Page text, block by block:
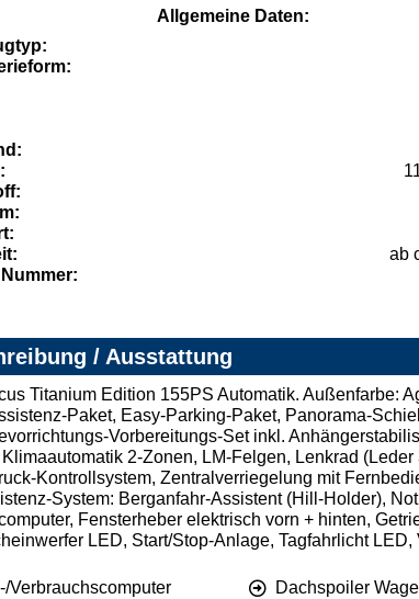
Allgemeine Daten:
ab
/ Ausstattung
Titanium Edition 155PS Automatik. Außenfarbe:
Paket, Easy-Parking-Paket, Panorama-
Vorbereitungs-Set inkl.
Klimaautomatik 2-Zonen, LM-Felgen, Lenkrad
Kontrollsystem, Zentralverriegelung mit
System: Berganfahr-Assistent (Hill-Holder),
Fensterheber elektrisch vorn + hinten,
LED, Start/Stop-Anlage, Tagfahrlicht
Verbrauchscomputer Dachspoiler